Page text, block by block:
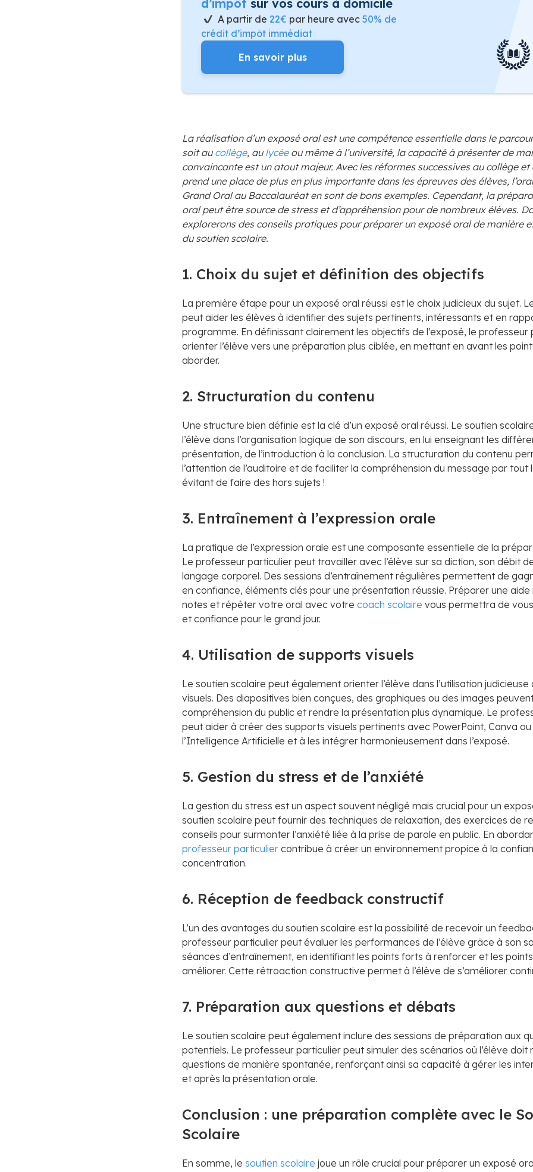
d’impôt sur vos cours à domicile
A partir de 22€ par heure avec 50% de
crédit d’impôt immédiat
En savoir plus
La réalisation d’un exposé oral est une compétence essentielle dans le
soit au collège, au lycéeou même à l’université, la capacité à présenter de
convaincante est un atout majeur. Avec les réformes successives au collège et
prend une place de plus en plus importante dans les épreuves des élèves,
Grand Oral au Baccalauréat en sont de bons exemples. Cependant, la
oral peut être source de stress et d’appréhension pour de nombreux élèves.
explorerons des conseils pratiques pour préparer un exposé oral de manière
du soutien scolaire.
1. Choix du sujet et définition des objectifs
La première étape pour un exposé oral réussi est le choix judicieux du sujet.
peut aider les élèves à identifier des sujets pertinents, intéressants et en
programme. En définissant clairement les objectifs de l’exposé, le professeur
orienter l’élève vers une préparation plus ciblée, en mettant en avant les
aborder.
2. Structuration du contenu
Une structure bien définie est la clé d’un exposé oral réussi. Le soutien
l’élève dans l’organisation logique de son discours, en lui enseignant les
présentation, de l’introduction à la conclusion. La structuration du contenu
l’attention de l’auditoire et de faciliter la compréhension du message par tout
évitant de faire des hors sujets !
3. Entraînement à l’expression orale
La pratique de l’expression orale est une composante essentielle de la
Le professeur particulier peut travailler avec l’élève sur sa diction, son débit
langage corporel. Des sessions d’entraînement régulières permettent de
en confiance, éléments clés pour une présentation réussie. Préparer une
notes et répéter votre oral avec votre coach scolaire vous permettra de vous
et confiance pour le grand jour.
4. Utilisation de supports visuels
Le soutien scolaire peut également orienter l’élève dans l’utilisation
visuels. Des diapositives bien conçues, des graphiques ou des images
compréhension du public et rendre la présentation plus dynamique. Le
peut aider à créer des supports visuels pertinents avec PowerPoint, Canva
l’Intelligence Artificielle et à les intégrer harmonieusement dans l’exposé.
5. Gestion du stress et de l’anxiété
La gestion du stress est un aspect souvent négligé mais crucial pour un
soutien scolaire peut fournir des techniques de relaxation, des exercices de
conseils pour surmonter l’anxiété liée à la prise de parole en public. En
professeur particulier contribue à créer un environnement propice à la
concentration.
6. Réception de feedback constructif
L’un des avantages du soutien scolaire est la possibilité de recevoir un
professeur particulier peut évaluer les performances de l’élève grâce à son
séances d’entraînement, en identifiant les points forts à renforcer et les
améliorer. Cette rétroaction constructive permet à l’élève de s’améliorer
7. Préparation aux questions et débats
Le soutien scolaire peut également inclure des sessions de préparation aux
potentiels. Le professeur particulier peut simuler des scénarios où l’élève doit
questions de manière spontanée, renforçant ainsi sa capacité à gérer les
et après la présentation orale.
Conclusion : une préparation complète avec le
Scolaire
En somme, le soutien scolaire joue un rôle crucial pour préparer un exposé